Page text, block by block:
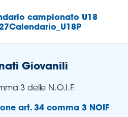
campionato U18
Giovanili
3 delle N.O.I.F.
art. 34 comma 3 NOIF